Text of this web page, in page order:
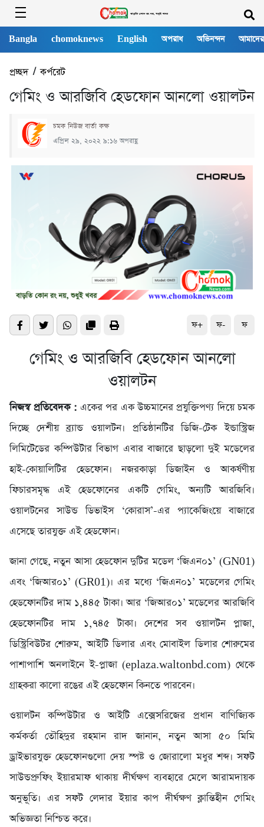
Bangla chomoknews English অপরাধ অভিনন্দন
প্রচ্ছদ/কর্পরেট
গেমিং ও আরজিবি হেডফোন আনলো ওয়ালটন
চমক নিউজ বার্তা কক্ষ
এপ্রিল ২৯, ২০২২ ৯:১৬ অপরাহ্ণ
ফ+ ফ- ফ
গেমিং ও আরজিবি হেডফোন আনলো
ওয়ালটন
নিজস্ব প্রতিবেদক : একের পর এক উচ্চমানের প্রযুক্তিপণ্য দিয়ে চমক
দিচ্ছে দেশীয় ব্র্যান্ড ওয়ালটন। প্রতিষ্ঠানটির ডিজি-টেক ইন্ডাস্ট্রিজ
লিমিটেডের কম্পিউটার বিভাগ এবার বাজারে ছাড়লো দুই মডেলের
হাই-কোয়ালিটির হেডফোন। নজরকাড়া ডিজাইন ও আকর্ষণীয়
ফিচারসমৃদ্ধ এই হেডফোনের একটি গেমিং, অন্যটি আরজিবি।
ওয়ালটনের সাউন্ড ডিভাইস ‘কোরাস’-এর প্যাকেজিংয়ে বাজারে
এসেছে তারযুক্ত এই হেডফোন।
জানা গেছে, নতুন আসা হেডফোন দুটির মডেল ‘জিএন০১’ (GN01)
এবং ‘জিআর০১’ (GR01)। এর মধ্যে ‘জিএন০১’ মডেলের গেমিং
হেডফোনটির দাম ১,৪৪৫ টাকা। আর ‘জিআর০১’ মডেলের আরজিবি
হেডফোনটির দাম ১,৭৪৫ টাকা। দেশের সব ওয়ালটন প্লাজা,
ডিস্ট্রিবিউটর শোরুম, আইটি ডিলার এবং মোবাইল ডিলার শোরুমের
পাশাপাশি অনলাইনে ই-প্লাজা (eplaza.waltonbd.com) থেকে
গ্রাহকরা কালো রঙের এই হেডফোন কিনতে পারবেন।
ওয়ালটন কম্পিউটার ও আইটি এক্সেসরিজের প্রধান বাণিজ্যিক
কর্মকর্তা তৌহিদুর রহমান রাদ জানান, নতুন আসা ৫০ মিমি
ড্রাইভারযুক্ত হেডফোনগুলো দেয় স্পষ্ট ও জোরালো মধুর শব্দ। সফট
সাউন্ডপ্রুফিং ইয়ারমাফ থাকায় দীর্ঘক্ষণ ব্যবহারে মেলে আরামদায়ক
অনুভূতি। এর সফট লেদার ইয়ার কাপ দীর্ঘক্ষণ ক্লান্তিহীন গেমিং
অভিজ্ঞতা নিশ্চিত করে।